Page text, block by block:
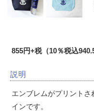
855円+税（10％税込
説明
エンブレムがプリント
インです。